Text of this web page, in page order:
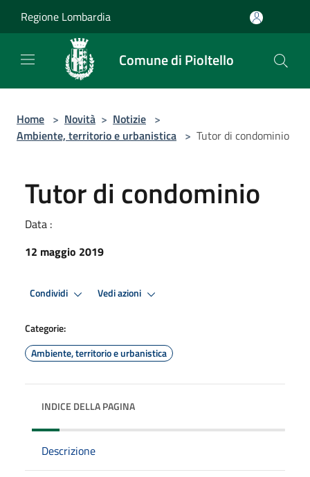
Regione Lombardia
Comune di Pioltello
Home > Novità > Notizie >
Ambiente, territorio e urbanistica > Tutor di condominio
Tutor di condominio
Data :
12 maggio 2019
Condividi Vedi azioni
Categorie:
Ambiente, territorio e urbanistica
INDICE DELLA PAGINA
Descrizione